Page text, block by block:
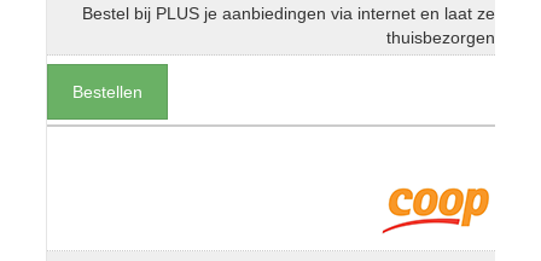
Bestel bij PLUS je aanbiedingen via internet en laat ze
thuisbezorgen
Bestellen